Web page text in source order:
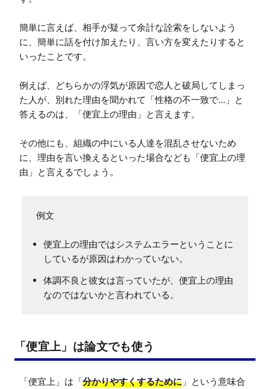
簡単に言えば、相手が疑って余計な詮索をしないよう
に、簡単に話を付け加えたり、言い方を変えたりすると
いったことです。
例えば、どちらかの浮気が原因で恋人と破局してしまっ
た人が、別れた理由を聞かれて「性格の不一致で...」と
答えるのは、「便宜上の理由」と言えます。
その他にも、組織の中にいる人達を混乱させないため
に、理由を言い換えるといった場合なども「便宜上の理
由」と言えるでしょう。
便宜上の理由ではシステムエラーということに
しているが原因はわかっていない。
体調不良と彼女は言っていたが、便宜上の理由
なのではないかと言われている。
「便宜上」は論文でも使う
「便宜上」は「分かりやすくするために 」という意味合